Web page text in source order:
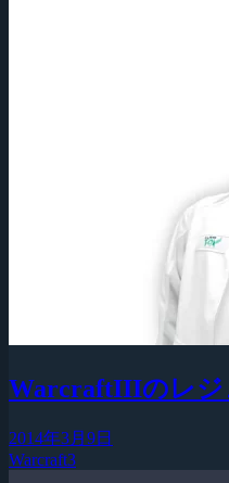
WarcraftIIIのレジ
2014年3月9日
Warcraft3